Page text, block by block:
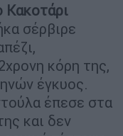
Κακοτάρι
σέρβιρε
κόρη της,
έγκυος.
έπεσε στα
και δεν